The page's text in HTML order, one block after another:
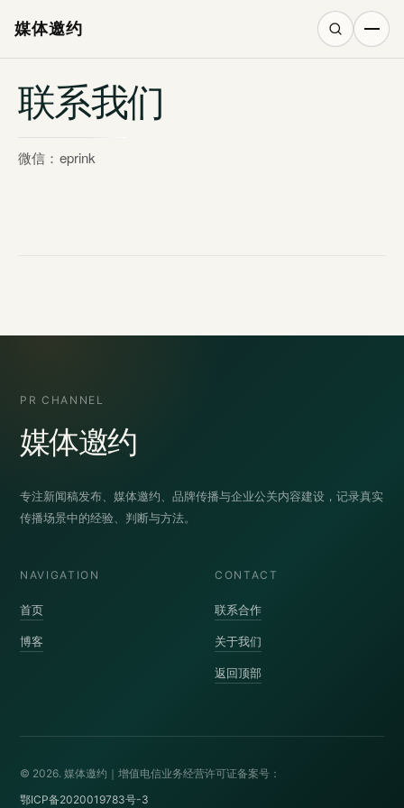
媒体邀约
搜索
联系我们
微信：eprink
PR CHANNEL
媒体邀约
专注新闻稿发布、媒体邀约、品牌传播与企业公关内容建设，记录真实
传播场景中的经验、判断与方法。
NAVIGATION
首页
博客
CONTACT
联系合作
关于我们
返回顶部
© 2026. 媒体邀约｜增值电信业务经营许可证备案号：
鄂ICP备2020019783号-3